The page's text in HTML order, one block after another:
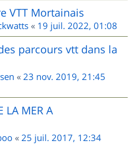
VTT Mortainais
« 19 juil. 2022, 01:08
parcours vtt dans la
« 23 nov. 2019, 21:45
LA MER A
« 25 juil. 2017, 12:34